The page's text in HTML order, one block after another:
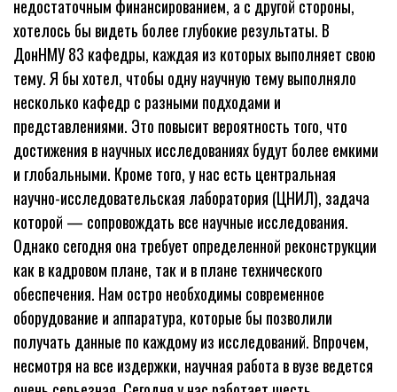
недостаточным финансированием, а с другой стороны,
хотелось бы видеть более глубокие результаты. В
ДонНМУ 83 кафедры, каждая из которых выполняет свою
тему. Я бы хотел, чтобы одну научную тему выполняло
несколько кафедр с разными подходами и
представлениями. Это повысит вероятность того, что
достижения в научных исследованиях будут более емкими
и глобальными. Кроме того, у нас есть центральная
научно-исследовательская лаборатория (ЦНИЛ), задача
которой — сопровождать все научные исследования.
Однако сегодня она требует определенной реконструкции
как в кадровом плане, так и в плане технического
обеспечения. Нам остро необходимы современное
оборудование и аппаратура, которые бы позволили
получать данные по каждому из исследований. Впрочем,
несмотря на все издержки, научная работа в вузе ведется